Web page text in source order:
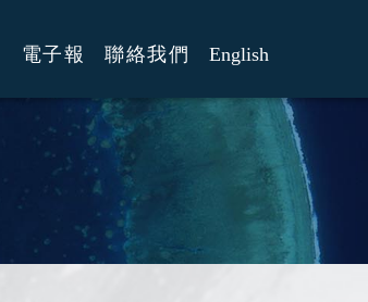
電子報 聯絡我們 English